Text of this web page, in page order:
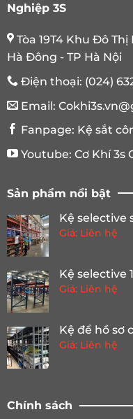
Nghiệp 3S
Tòa 19T4 Khu Đô
Hà Đông - TP Hà Nội
Điện thoại: (024)
Email:
Fanpage: Kệ sắt
Youtube: Cơ Khí 3s
Sản phẩm nổi bật
Kệ selective
Giá: Liên hệ
Kệ selective
Giá: Liên hệ
Kệ để hồ sơ
Giá: Liên hệ
Chính sách